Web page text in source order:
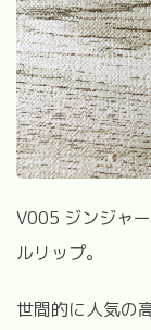
V005 ジンジャ
ルリップ。
世間的に人気の